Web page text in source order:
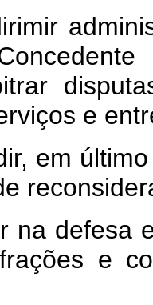
e
último
defesa e
e